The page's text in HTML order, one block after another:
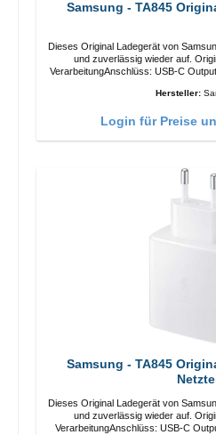
Samsung - TA845
Dieses Original Ladegerät von
und zuverlässig wieder auf. Original SamsungHochwertige
VerarbeitungAnschlüss: USB-C
Hersteller:
Login für Preise
Samsung - TA845
Dieses Original Ladegerät von
und zuverlässig wieder auf. Original SamsungHochwertige
VerarbeitungAnschlüss: USB-C